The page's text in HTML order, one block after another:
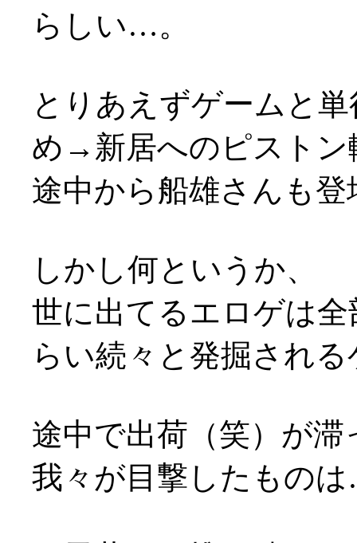
らしい…。
とりあえずゲームと
め→新居へのピストン
途中から船雄さんも登
しかし何というか、
世に出てるエロゲは
らい続々と発掘され
途中で出荷（笑）が
我々が目撃したもの